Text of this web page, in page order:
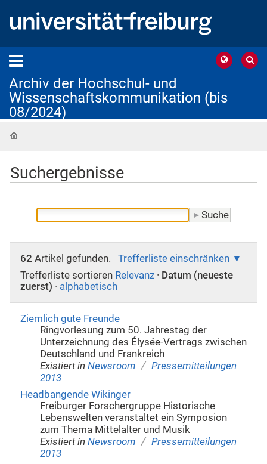
Archiv der Hochschul- und
Wissenschaftskommunikation (bis
08/2024)
Suchergebnisse
62 Artikel gefunden.
Trefferliste einschränken
Trefferliste sortieren Relevanz · Datum (neueste
zuerst) · alphabetisch
Ziemlich gute Freunde
Ringvorlesung zum 50. Jahrestag der
Unterzeichnung des Élysée-Vertrags zwischen
Deutschland und Frankreich
Existiert in Newsroom / Pressemitteilungen
2013
Headbangende Wikinger
Freiburger Forschergruppe Historische
Lebenswelten veranstaltet ein Symposion
zum Thema Mittelalter und Musik
Existiert in Newsroom / Pressemitteilungen
2013